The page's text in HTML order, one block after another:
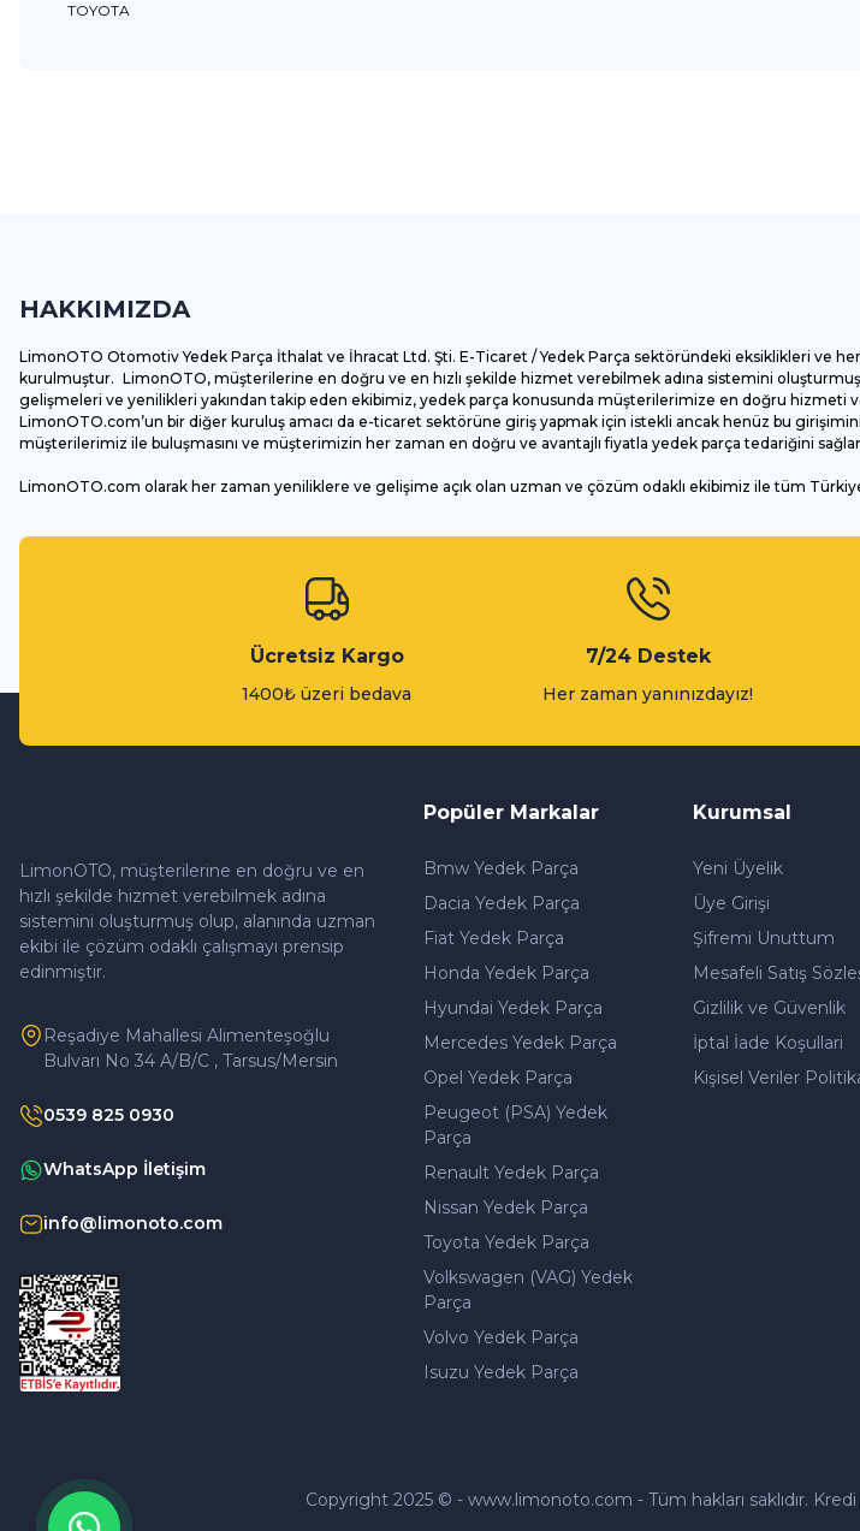
TOYOTA
Ürün bilgilerinde hatalar bulunuyor.
Bu ürüne benzer farklı alternatifler olmalı.
Gönder
HAKKIMIZDA
LimonOTO Otomotiv Yedek Parça İthalat ve İhracat Ltd. Şti. E-Ticaret / Yedek Parça sektöründeki eksiklikleri ve
kurulmuştur. LimonOTO, müşterilerine en doğru ve en hızlı şekilde hizmet verebilmek adına sistemini oluşturmuş
gelişmeleri ve yenilikleri yakından takip eden ekibimiz, yedek parça konusunda müşterilerimize en doğru
LimonOTO.com’un bir diğer kuruluş amacı da e-ticaret sektörüne giriş yapmak için istekli ancak henüz bu
müşterilerimiz ile buluşmasını ve müşterimizin her zaman en doğru ve avantajlı fiyatla yedek parça tedariğini
LimonOTO.com olarak her zaman yeniliklere ve gelişime açık olan uzman ve çözüm odaklı ekibimiz ile tüm
Ücretsiz Kargo
1400₺ üzeri bedava
7/24 Destek
Her zaman yanınızdayız!
LimonOTO, müşterilerine en doğru ve en
hızlı şekilde hizmet verebilmek adına
sistemini oluşturmuş olup, alanında uzman
ekibi ile çözüm odaklı çalışmayı prensip
edinmiştir.
Reşadiye Mahallesi Alimenteşoğlu
Bulvarı No 34 A/B/C , Tarsus/Mersin
0539 825 0930
WhatsApp İletişim
info@limonoto.com
Popüler Markalar
Bmw Yedek Parça
Dacia Yedek Parça
Fiat Yedek Parça
Honda Yedek Parça
Hyundai Yedek Parça
Mercedes Yedek Parça
Opel Yedek Parça
Peugeot (PSA) Yedek
Parça
Renault Yedek Parça
Nissan Yedek Parça
Toyota Yedek Parça
Volkswagen (VAG) Yedek
Parça
Volvo Yedek Parça
Isuzu Yedek Parça
Kurumsal
Yeni Üyelik
Üye Girişi
Şifremi Unuttum
Mesafeli Satış
Gizlilik ve Güvenlik
İptal İade Koşullari
Kişisel Veriler
Copyright 2025 © - www.limonoto.com - Tüm hakları saklıdır.